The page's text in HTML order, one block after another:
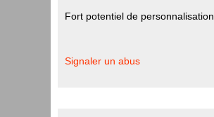
Fort potentiel de personnalisation.
Signaler un abus